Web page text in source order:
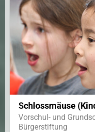
Schlossmäuse
Vorschul- und
Bürgerstiftung